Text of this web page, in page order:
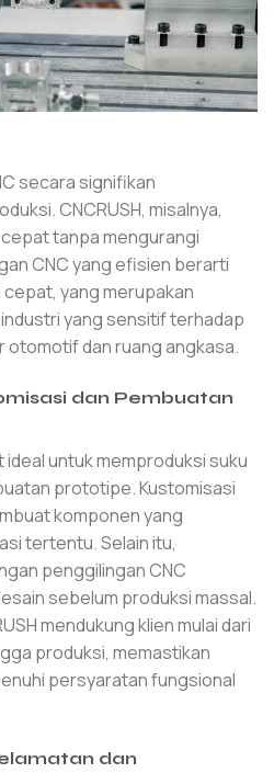
secara signifikan
CNCRUSH, misalnya,
tanpa mengurangi
CNC yang efisien berarti
yang merupakan
yang sensitif terhadap
dan ruang angkasa.
dan Pembuatan
untuk memproduksi suku
prototipe. Kustomisasi
komponen yang
tertentu. Selain itu,
penggilingan CNC
sebelum produksi massal.
mendukung klien mulai dari
produksi, memastikan
persyaratan fungsional
dan